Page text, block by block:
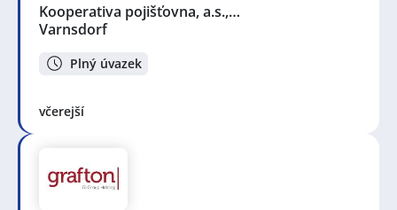
Kooperativa pojišťovna, a.s.,…
Varnsdorf
Plný úvazek
včerejší